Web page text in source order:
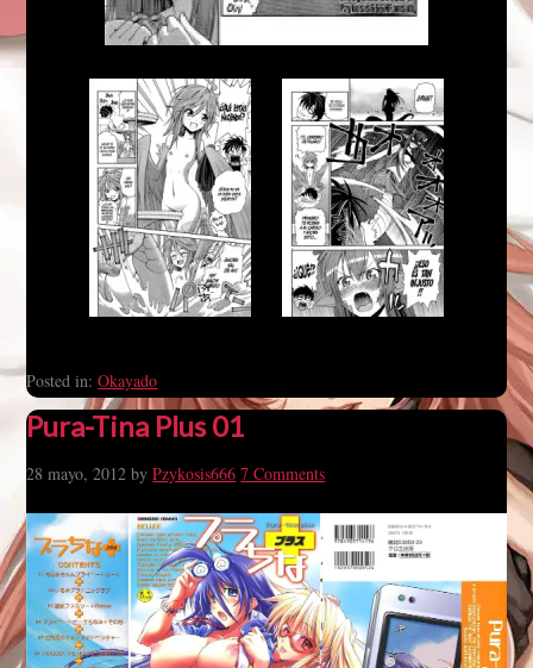
Posted in:Okayado
Pura-Tina Plus 01
28 mayo, 2012 byPzykosis666 7 Comments